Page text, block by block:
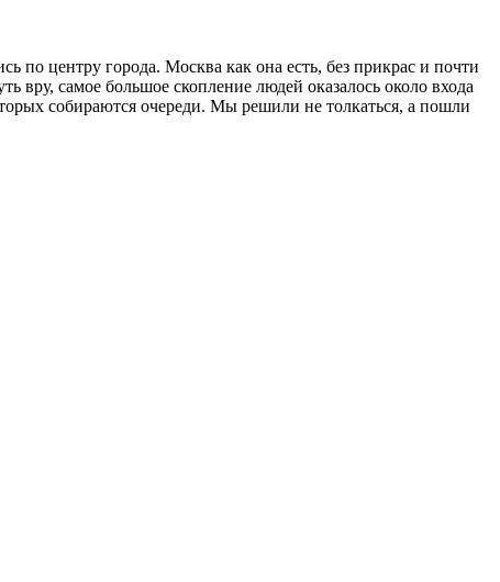
по центру города. Москва как она есть, без прикрас и почти
вру, самое большое скопление людей оказалось около входа
собираются очереди. Мы решили не толкаться, а пошли